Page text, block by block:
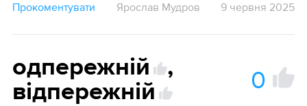
Прокоментувати Ярослав Мудров 9 червня 2025
одпережній
,
відпережній
0